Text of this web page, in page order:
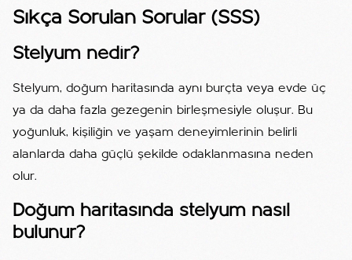
Sıkça Sorulan Sorular (SSS)
Stelyum nedir?
Stelyum, doğum haritasında aynı burçta veya evde üç
ya da daha fazla gezegenin birleşmesiyle oluşur. Bu
yoğunluk, kişiliğin ve yaşam deneyimlerinin belirli
alanlarda daha güçlü şekilde odaklanmasına neden
olur.
Doğum haritasında stelyum nasıl
bulunur?